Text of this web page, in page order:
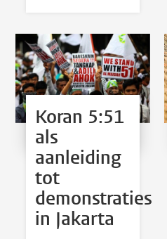
Koran 5:51
als
aanleiding
tot
demonstraties
in Jakarta